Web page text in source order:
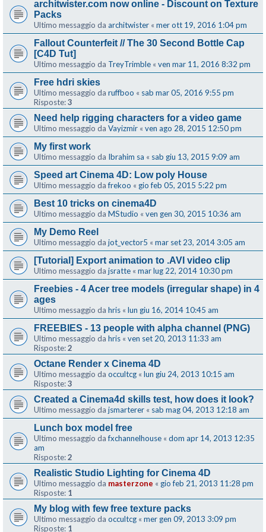
architwister.com now online - Discount on Texture
Packs
Ultimo messaggio da architwister « mer ott 19, 2016 1:04 pm
Fallout Counterfeit // The 30 Second Bottle Cap
[C4D Tut]
Ultimo messaggio da TreyTrimble « ven mar 11, 2016 8:32 pm
Free hdri skies
Ultimo messaggio da ruffboo « sab mar 05, 2016 9:55 pm
Risposte:3
Need help rigging characters for a video game
Ultimo messaggio da Vayizmir « ven ago 28, 2015 12:50 pm
My first work
Ultimo messaggio da Ibrahim sa « sab giu 13, 2015 9:09 am
Speed art Cinema 4D: Low poly House
Ultimo messaggio dafrekoo « gio feb 05, 2015 5:22 pm
Best 10 tricks on cinema4D
Ultimo messaggio da MStudio « ven gen 30, 2015 10:36 am
My Demo Reel
Ultimo messaggio da jot_vector5 « mar set 23, 2014 3:05 am
[Tutorial] Export animation to .AVI video clip
Ultimo messaggio da jsratte « mar lug 22, 2014 10:30 pm
Freebies - 4 Acer tree models (irregular shape) in 4
ages
Ultimo messaggio da hris « lun giu 16, 2014 10:45 am
FREEBIES - 13 people with alpha channel (PNG)
Ultimo messaggio da hris « ven set 20, 2013 11:33 am
Risposte:2
Octane Render x Cinema 4D
Ultimo messaggio da occultcg « lun giu 24, 2013 10:15 am
Risposte:3
Created a Cinema4d skills test, how does it look?
Ultimo messaggio da jsmarterer « sab mag 04, 2013 12:18 am
Lunch box model free
Ultimo messaggio dafxchannelhouse « dom apr 14, 2013 12:35
am
Risposte:2
Realistic Studio Lighting for Cinema 4D
Ultimo messaggio da masterzone « gio feb 21, 2013 11:28 pm
Risposte: 1
My blog with few free texture packs
Ultimo messaggio da occultcg « mer gen 09, 2013 3:09 pm
Risposte: 1